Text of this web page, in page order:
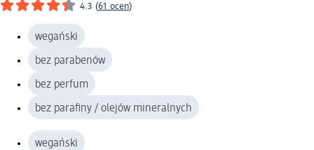
4.3 (61 ocen)
wegański
bez parabenów
bez perfum
bez parafiny / olejów mineralnych
wegański